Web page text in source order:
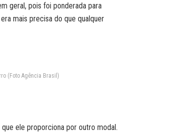
geral, pois foi ponderada para
mais precisa do que qualquer
(Foto Agência Brasil)
ele proporciona por outro modal.